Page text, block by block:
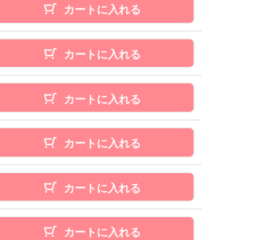
カートに入れる
カートに入れる
カートに入れる
カートに入れる
カートに入れる
カートに入れる